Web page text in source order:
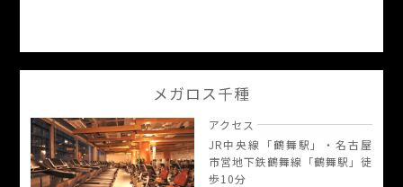
メガロス千種
アクセス
JR中央線「鶴舞駅」・名古屋
市営地下鉄鶴舞線「鶴舞駅」徒
歩10分